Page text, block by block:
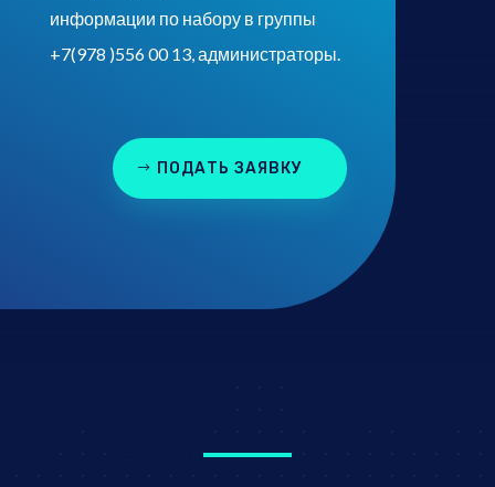
информации по набору в группы
+7(978 )556 00 13, администраторы.
ПОДАТЬ ЗАЯВКУ